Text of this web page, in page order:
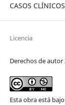
CASOS CLÍNICOS
Licencia
Derechos de autor
Esta obra está